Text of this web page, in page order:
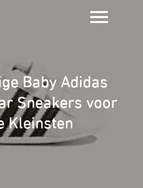
Baby Adidas
Sneakers voor
Kleinsten